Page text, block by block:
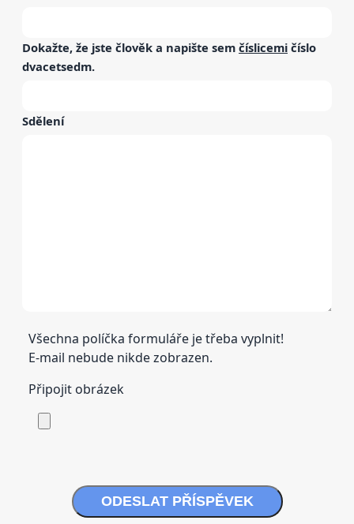
Dokažte, že jste člověk a napište sem číslicemi číslo
dvacetsedm.
Sdělení
Všechna políčka formuláře je třeba vyplnit!
E-mail nebude nikde zobrazen.
Připojit obrázek
ODESLAT PŘÍSPĚVEK